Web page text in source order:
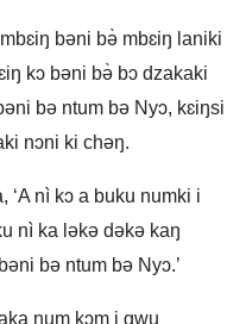
bəni bə̀ mbɛiŋ laniki
kɔ bəni bə̀ bɔ dzakaki
bə ntum bə Nyɔ, kɛiŋsi
nɔni ki chəŋ.
‘A nì kɔ a buku numki i
nì ka ləkə dəkə kaŋ
bə ntum bə Nyɔ.’
num kɔm i gwu